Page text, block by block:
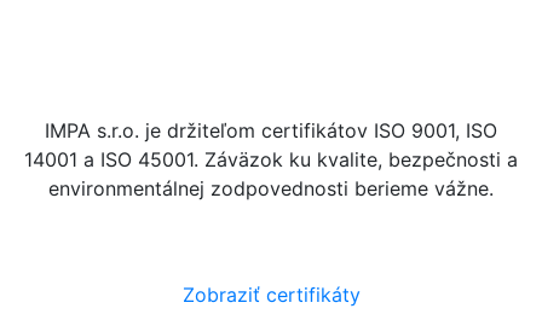
IMPA s.r.o. je držiteľom certifikátov ISO 9001, ISO
14001 a ISO 45001. Záväzok ku kvalite, bezpečnosti a
environmentálnej zodpovednosti berieme vážne.
Zobraziť certifikáty